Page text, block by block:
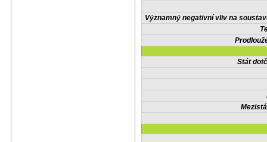
Významný negativní vliv na
Stát